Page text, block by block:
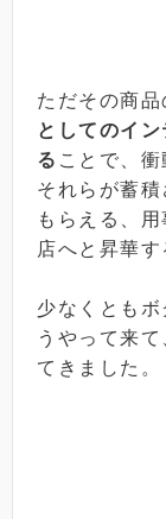
ただその商品
としてのイ
る ことで、
それらが蓄
もらえる、
店へと昇華す
少なくとも
うやって来
てきました。